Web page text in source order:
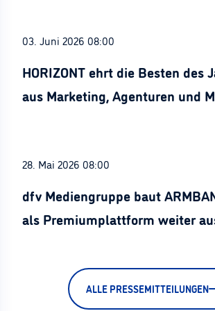
03. Juni 2026 08:00
HORIZONT ehrt die Besten des
aus Marketing, Agenturen und
28. Mai 2026 08:00
dfv Mediengruppe baut
als Premiumplattform weiter
ALLE PRESSEMITTEILUNGEN